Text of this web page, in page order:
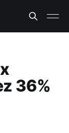
36%